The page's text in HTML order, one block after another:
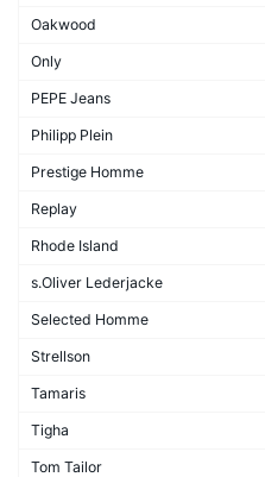
Oakwood
Only
PEPE Jeans
Philipp Plein
Prestige Homme
Replay
Rhode Island
s.Oliver Lederjacke
Selected Homme
Strellson
Tamaris
Tigha
Tom Tailor